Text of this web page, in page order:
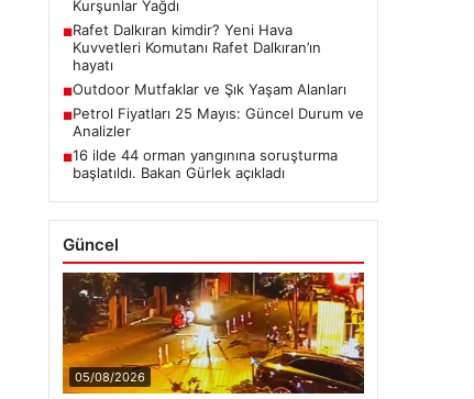
Kurşunlar Yağdı
■Rafet Dalkıran kimdir? Yeni Hava
Kuvvetleri Komutanı Rafet Dalkıran’ın
hayatı
■Outdoor Mutfaklar ve Şık Yaşam Alanları
■Petrol Fiyatları 25 Mayıs: Güncel Durum ve
Analizler
■16 ilde 44 orman yangınına soruşturma
başlatıldı. Bakan Gürlek açıkladı
Güncel
05/08/2026